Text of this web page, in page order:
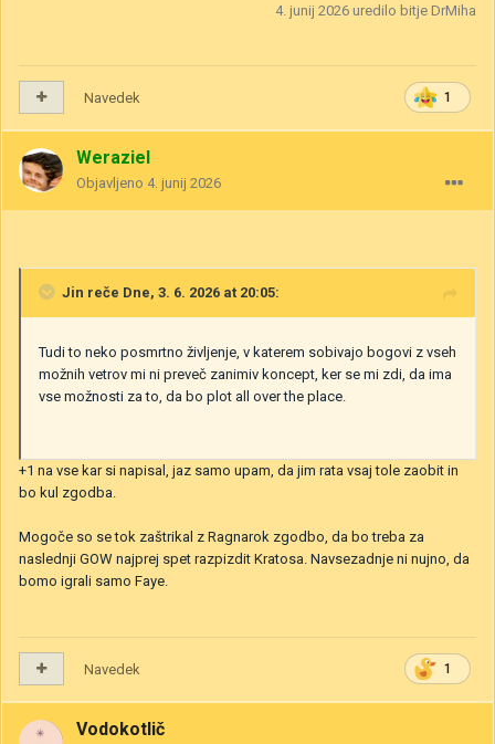
4. junij 2026 uredilo bitje DrMiha
1
Navedek
Weraziel
Objavljeno 4. junij 2026
Jin reče Dne, 3. 6. 2026 at 20:05:
Tudi to neko posmrtno življenje, v katerem sobivajo bogovi z vseh
možnih vetrov mi ni preveč zanimiv koncept, ker se mi zdi, da ima
vse možnosti za to, da bo plot all over the place.
+1 na vse kar si napisal, jaz samo upam, da jim rata vsaj tole zaobit in
bo kul zgodba.
Mogoče so se tok zaštrikal z Ragnarok zgodbo, da bo treba za
naslednji GOW najprej spet razpizdit Kratosa. Navsezadnje ni nujno, da
bomo igrali samo Faye.
1
Navedek
Vodokotlič